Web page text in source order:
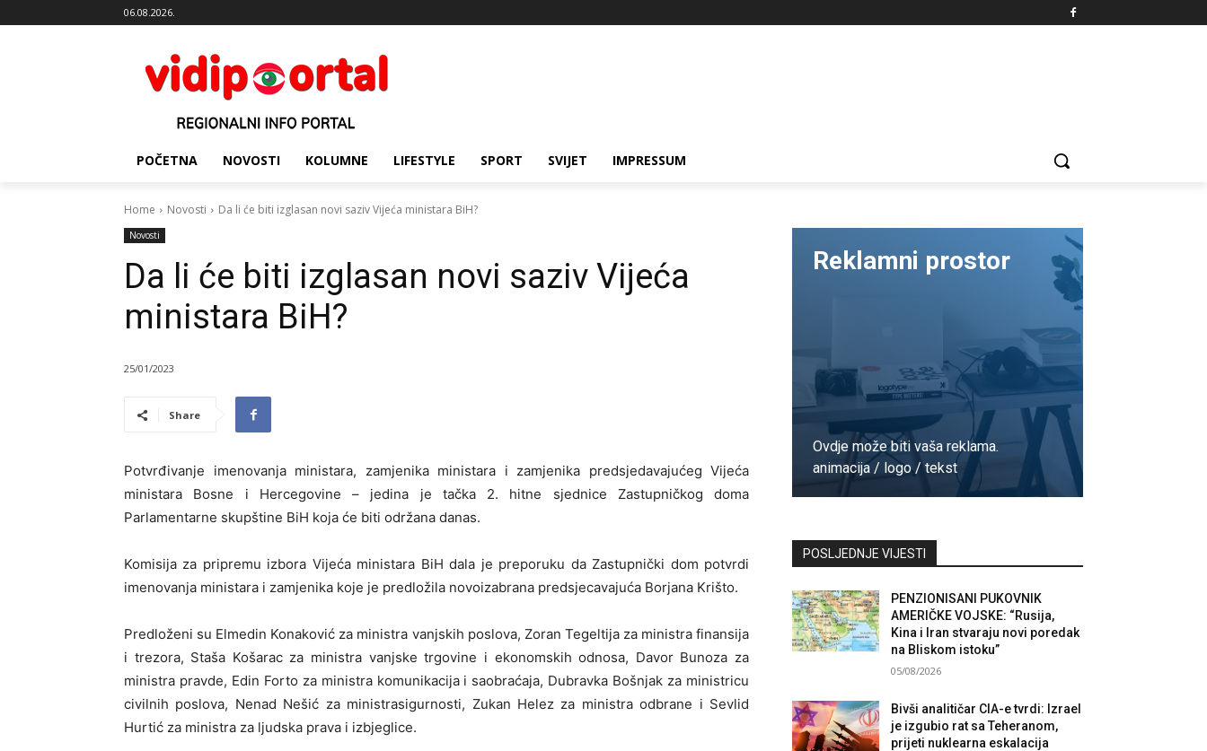
06.08.2026.
POČETNA NOVOSTI KOLUMNE LIFESTYLE SPORT SVIJET IMPRESSUM
Home Novosti Da li će biti izglasan novi saziv Vijeća ministara BiH?
Novosti
Da li će biti izglasan novi saziv Vijeća
ministara BiH?
25/01/2023
Share
Potvrđivanje imenovanja ministara, zamjenika ministara i zamjenika predsjedavajućeg Vijeća
ministara Bosne i Hercegovine – jedina je tačka 2. hitne sjednice Zastupničkog doma
Parlamentarne skupštine BiH koja će biti održana danas.
Komisija za pripremu izbora Vijeća ministara BiH dala je preporuku da Zastupnički dom potvrdi
imenovanja ministara i zamjenika koje je predložila novoizabrana predsjecavajuća Borjana Krišto.
Predloženi su Elmedin Konaković za ministra vanjskih poslova, Zoran Tegeltija za ministra finansija
i trezora, Staša Košarac za ministra vanjske trgovine i ekonomskih odnosa, Davor Bunoza za
ministra pravde, Edin Forto za ministra komunikacija i saobraćaja, Dubravka Bošnjak za ministricu
civilnih poslova, Nenad Nešić za ministrasigurnosti, Zukan Helez za ministra odbrane i Sevlid
Hurtić za ministra za ljudska prava i izbjeglice.
Reklamni prostor
Ovdje može biti vaša reklama.
animacija / logo / tekst
POSLJEDNJE VIJESTI
PENZIONISANI PUKOVNIK
AMERIČKE VOJSKE: “Rusija,
Kina i Iran stvaraju novi poredak
na Bliskom istoku”
05/08/2026
Bivši analitičar CIA-e tvrdi: Izrael
je izgubio rat sa Teheranom,
prijeti nuklearna eskalacija